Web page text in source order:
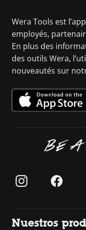
Wera Tools est
employés,
En plus des
des outils Wera,
nouveautés sur
BE A
Nuestros